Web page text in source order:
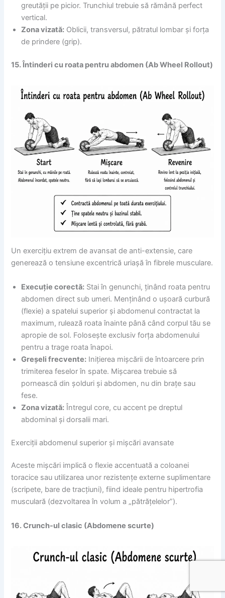
greutății pe picior. Trunchiul trebuie să rămână perfect
vertical.
Zona vizată: Oblicii, transversul, pătratul lombar și forța
de prindere (grip).
15. Întinderi cu roata pentru abdomen (Ab Wheel Rollout)
Un exercițiu extrem de avansat de anti-extensie, care
generează o tensiune excentrică uriașă în fibrele musculare.
Execuție corectă: Stai în genunchi, ținând roata pentru
abdomen direct sub umeri. Menținând o ușoară curbură
(flexie) a spatelui superior și abdomenul contractat la
maximum, rulează roata înainte până când corpul tău se
apropie de sol. Folosește exclusiv forța abdomenului
pentru a trage roata înapoi.
Greșeli frecvente: Inițierea mișcării de întoarcere prin
trimiterea feselor în spate. Mișcarea trebuie să
pornească din șolduri și abdomen, nu din brațe sau
fese.
Zona vizată: Întregul core, cu accent pe dreptul
abdominal și dorsalii mari.
Exerciții abdomenul superior și mișcări avansate
Aceste mișcări implică o flexie accentuată a coloanei
toracice sau utilizarea unor rezistențe externe suplimentare
(scripete, bare de tracțiuni), fiind ideale pentru hipertrofia
musculară (dezvoltarea în volum a „pătrățelelor”).
16. Crunch-ul clasic (Abdomene scurte)